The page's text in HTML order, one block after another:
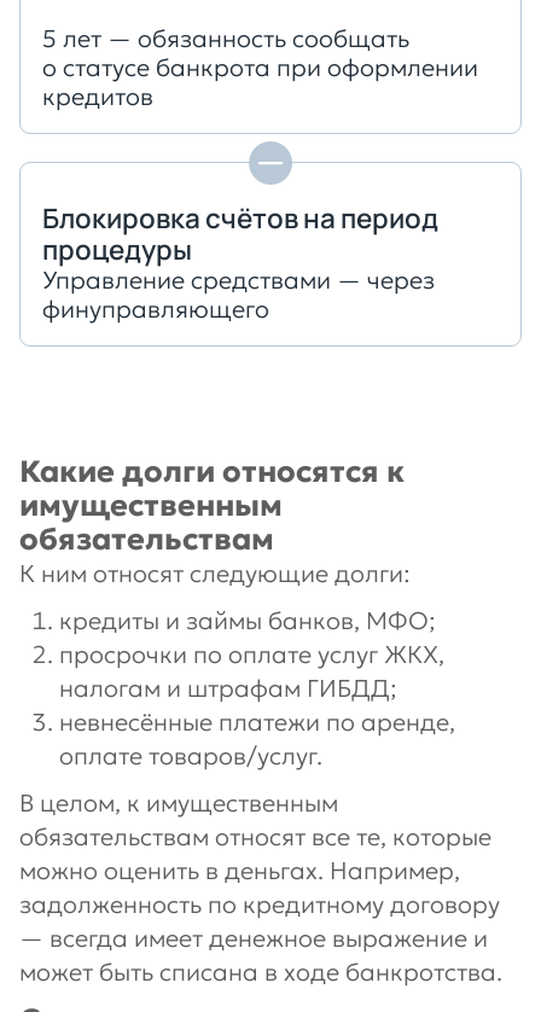
5 лет — обязанность сообщать
о статусе банкрота при оформлении
кредитов
Блокировка счётов на период
процедуры
Управление средствами — через
финуправляющего
Какие долги относятся к
имущественным
обязательствам
К ним относят следующие долги:
кредиты и займы банков, МФО;
просрочки по оплате услуг ЖКХ,
налогам и штрафам ГИБДД;
невнесённые платежи по аренде,
оплате товаров/услуг.
В целом, к имущественным
обязательствам относят все те, которые
можно оценить в деньгах. Например,
задолженность по кредитному договору
— всегда имеет денежное выражение и
может быть списана в ходе банкротства.